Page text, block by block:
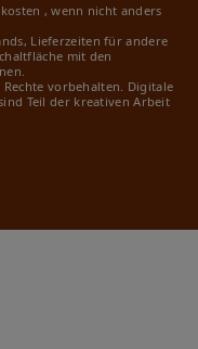
, wenn nicht anders
Lieferzeiten für andere
mit den
vorbehalten. Digitale
Teil der kreativen Arbeit